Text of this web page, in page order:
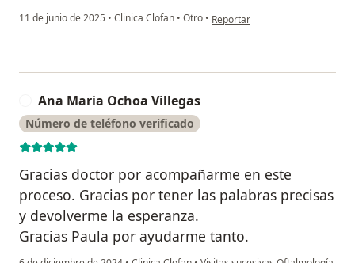
11 de junio de 2025 • Clinica Clofan • Otro • en opinión del usuario A
Reportar
Ana Maria Ochoa Villegas
Número de teléfono verificado
Gracias doctor por acompañarme en este
proceso. Gracias por tener las palabras precisas
y devolverme la esperanza.
Gracias Paula por ayudarme tanto.